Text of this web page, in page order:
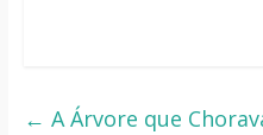
← A Árvore que